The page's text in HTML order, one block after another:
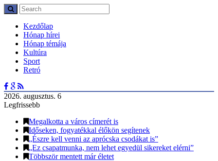
Kezdőlap
Hónap hírei
Hónap témája
Kultúra
Sport
Retró
2026. augusztus. 6
Legfrissebb
Megalkotta a város címerét is
Időseken, fogyatékkal élőkön segítenek
„Észre kell venni az aprócska csodákat is”
„Ez csapatmunka, nem lehet egyedül sikereket elérni”
Többször mentett már életet